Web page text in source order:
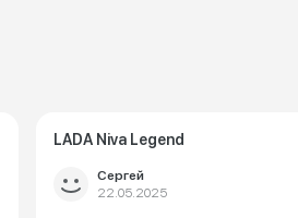
LADA Niva Legend
Сергей
22.05.2025